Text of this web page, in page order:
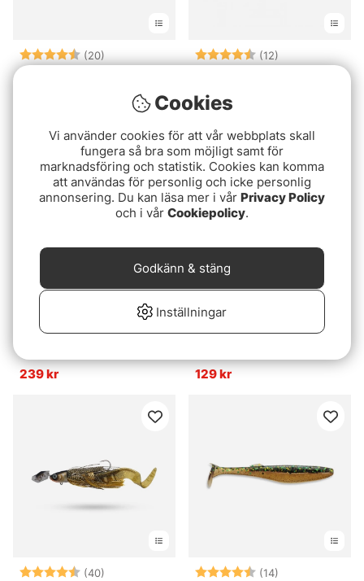
Betyg: (20)
4.5 utav 5 stjärnorBetyg: (12)
Head 4-pack
69 kr
4.7 utav 5 stjärnor
Daiwa J-Braid Expedition
239 kr
Betyg:
Söder Tackle Digitalvåg
129 kr
Betyg: (40)
4.5 utav 5 stjärnorBetyg: (14)
Cookies
Vi använder cookies för att vår webbplats skall
fungera så bra som möjligt samt för
marknadsföring och statistik. Cookies kan komma
att användas för personlig och icke personlig
annonsering. Du kan läsa mer i vår Privacy Policy
och i vår Cookiepolicy.
Inställningar
Godkänn & stäng